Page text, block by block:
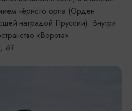
чёрного орла (Орден
наградой Пруссии). Внутри
«Ворота».
61